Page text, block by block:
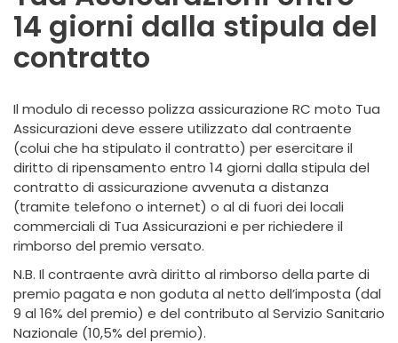
14 giorni dalla stipula del
contratto
Il modulo di recesso polizza assicurazione RC moto Tua
Assicurazioni deve essere utilizzato dal contraente
(colui che ha stipulato il contratto) per esercitare il
diritto di ripensamento entro 14 giorni dalla stipula del
contratto di assicurazione avvenuta a distanza
(tramite telefono o internet) o al di fuori dei locali
commerciali di Tua Assicurazioni e per richiedere il
rimborso del premio versato.
N.B. Il contraente avrà diritto al rimborso della parte di
premio pagata e non goduta al netto dell’imposta (dal
9 al 16% del premio) e del contributo al Servizio Sanitario
Nazionale (10,5% del premio).